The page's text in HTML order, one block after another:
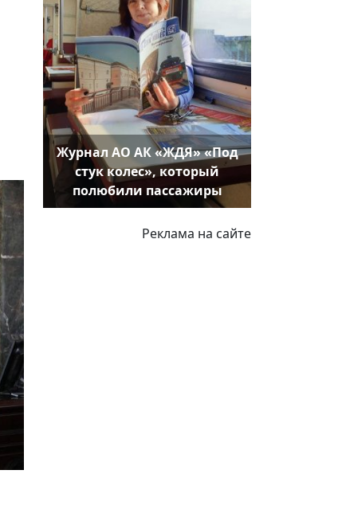
Журнал АО АК «ЖДЯ» «Под
стук колес», который
полюбили пассажиры
Реклама на сайте